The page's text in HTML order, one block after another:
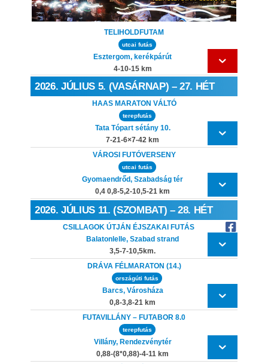
TELIHOLDFUTAM
utcai futás
Esztergom, kerékpárút
4-10-15 km
2026. JÚLIUS 5. (VASÁRNAP) – 27. HÉT
HAAS MARATON VÁLTÓ
terepfutás
Tata Tópart sétány 10.
7-21-6×7-42 km
VÁROSI FUTÓVERSENY
utcai futás
Gyomaendrőd, Szabadság tér
0,4 0,8-5,2-10,5-21 km
2026. JÚLIUS 11. (SZOMBAT) – 28. HÉT
CSILLAGOK ÚTJÁN ÉJSZAKAI FUTÁS
Balatonlelle, Szabad strand
3,5-7-10,5km.
DRÁVA FÉLMARATON (14.)
országúti futás
Barcs, Városháza
0,8-3,8-21 km
FUTAVILLÁNY – FUTABOR 8.0
terepfutás
Villány, Rendezvénytér
0,88-(8*0,88)-4-11 km